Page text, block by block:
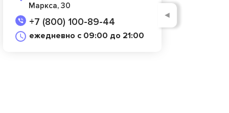
Маркса, 30
+7 (800) 100-89-44
ежедневно с 09:00 до 21:00
◄